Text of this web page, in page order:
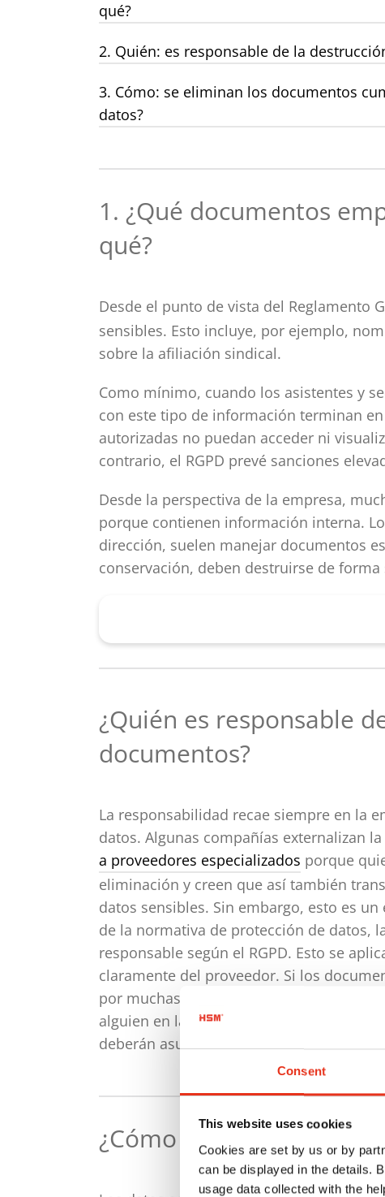
Consent
This website uses cookies
Cookies are set by us or by
can be displayed in the details.
usage data collected with the
qué?
2. Quién: es responsable de la
3. Cómo: se eliminan los documentos
datos?
1. ¿Qué documentos
qué?
Desde el punto de vista del Reglamento
sensibles. Esto incluye, por ejemplo,
sobre la afiliación sindical.
Como mínimo, cuando los asistentes y
con este tipo de información terminan
autorizadas no puedan acceder ni
contrario, el RGPD prevé sanciones
Desde la perspectiva de la empresa,
porque contienen información interna.
dirección, suelen manejar documentos
conservación, deben destruirse de
¿Quién es responsable
documentos?
La responsabilidad recae siempre en la
datos. Algunas compañías externalizan
a proveedores especializados porque
eliminación y creen que así también
datos sensibles. Sin embargo, esto es
de la normativa de protección de datos,
responsable según el RGPD. Esto se
claramente del proveedor. Si los
por muchas etapas antes de su
alguien en la cadena acceda a ellos sin
deberán asumirlas únicamente la
¿Cómo se eliminan los